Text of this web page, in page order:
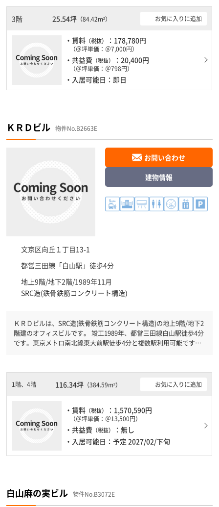
です。ＥＶが複数基ありますので、フロアまでの待ち時間があまり
かかりません。
3階 25.54坪（84.42m²） お気に入りに追加
・賃料 （税抜） ：178,780円
（＠坪単価：＠7,000円）
・共益費 （税抜） ：20,400円
（＠坪単価：＠798円）
・入居可能日：即日
ＫＲＤビル 物件No.B2663E
文京区向丘１丁目13-1
都営三田線「白山駅 」徒歩4分
地上9階/地下2階/1989年11月
SRC造(鉄骨鉄筋コンクリート構造)
お問い合わせ
建物情報
ＫＲＤビルは、SRC造(鉄骨鉄筋コンクリート構造)の地上9階/地下2
階建のオフィスビルです。 竣工1989年、都営三田線白山駅徒歩4分
です。東京メトロ南北線東大前駅徒歩4分と複数駅利用可能です。
きます。駐車場もありますので、車を利用されるお客様には使いや
すいです。１フロア１００坪以上ある大型ビルです。
1階、4階 116.34坪 （384.59m²） お気に入りに追加
・賃料 （税抜） ：1,570,590円
（＠坪単価：＠13,500円）
・共益費 （税抜）
：無し
・入居可能日：予定 2027/02/下旬
白山麻の実ビル 物件No.B3072E